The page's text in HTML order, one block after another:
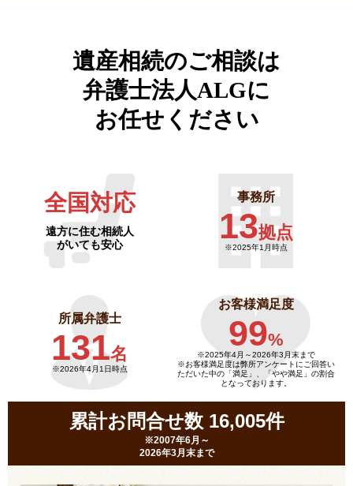
遺産相続のご相談は
弁護士法人ALGに
お任せください
全国対応
遠方に住む相続人
がいても安心
事務所
13拠点
※2025年1月時点
所属弁護士
131名
※2026年4月1日時点
お客様満足度
99%
※2025年4月～2026年3月末まで
※お客様満足度は弊所アンケートにご回答い
ただいた中の「満足」、「やや満足」の割合
となっております。
累計お問合せ数 16,005件
※2007年6月～
2026年3月末まで